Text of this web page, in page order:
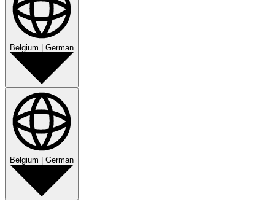
Belgium German
Belgium German